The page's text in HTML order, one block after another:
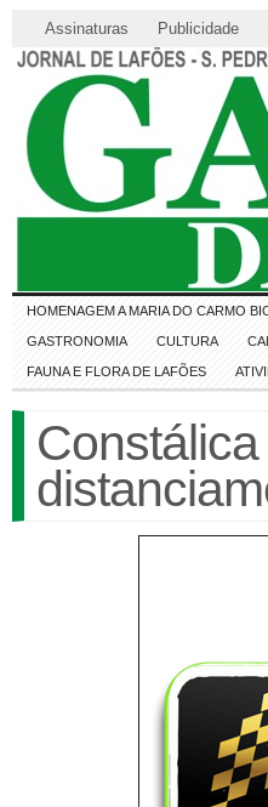
Assinaturas Publicidade
HOMENAGEM A MARIA DO CARMO
GASTRONOMIA CULTURA
FAUNA E FLORA DE LAFÕES